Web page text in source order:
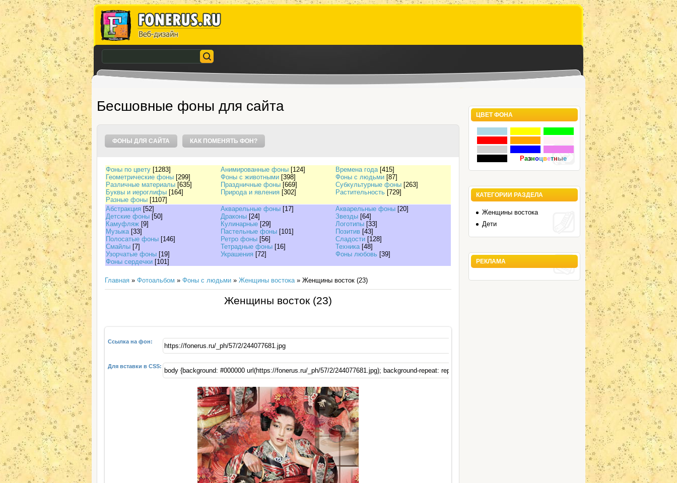
Бесшовные фоны для сайта
ФОНЫ ДЛЯ САЙТА КАК ПОМЕНЯТЬ ФОН?
Фоны по цвету [1283] Анимированные фоны [124] Времена года [415]
Геометрические фоны [299] Фоны с животными [398] Фоны с людьми [87]
Различные материалы [635] Праздничные фоны [669] Субкультурные фоны [263]
Буквы и иероглифы [164] Природа и явления [302] Растительность [729]
Разные фоны [1107]
Абстракция [52] Акварельные фоны [17] Акварельные фоны [20]
Детские фоны [50] Драконы [24] Звезды [64]
Камуфляж [9] Кулинарные [29] Логотипы [33]
Музыка [33] Пастельные фоны [101] Позитив [43]
Полосатые фоны [146] Ретро фоны [56] Сладости [128]
Смайлы [7] Тетрадные фоны [16] Техника [48]
Узорчатые фоны [19] Украшения [72] Фоны любовь [39]
Фоны сердечки [101]
Главная » Фотоальбом » Фоны с людьми » Женщины востока» Женщины восток (23)
Женщины восток (23)
Ссылка на фон:
Для вставки в CSS:
ЦВЕТ ФОНА
Разноцветные
КАТЕГОРИИ РАЗДЕЛА
Женщины востока
Дети
РЕКЛАМА